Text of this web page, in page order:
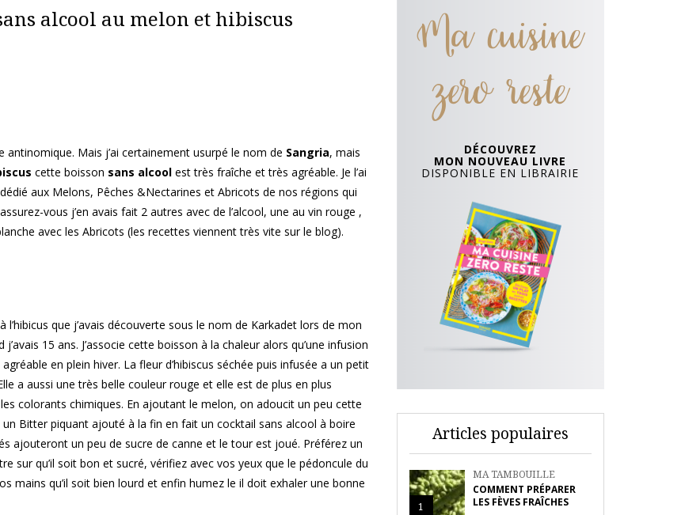
alcool au melon et hibiscus
antinomique. Mais j’ai certainement usurpé le nom de Sangria, mais
cette boisson sans alcool est très fraîche et très agréable. Je l’ai
dédié aux Melons, Pêches &Nectarines et Abricots de nos régions qui
vous j’en avais fait 2 autres avec de l’alcool, une au vin rouge ,
avec les Abricots (les recettes viennent très vite sur le blog).
l’hibicus que j’avais découverte sous le nom de Karkadet lors de mon
15 ans. J’associe cette boisson à la chaleur alors qu’une infusion
en plein hiver. La fleur d’hibiscus séchée puis infusée a un petit
a aussi une très belle couleur rouge et elle est de plus en plus
colorants chimiques. En ajoutant le melon, on adoucit un peu cette
Bitter piquant ajouté à la fin en fait un cocktail sans alcool à boire
ajouteront un peu de sucre de canne et le tour est joué. Préférez un
sur qu’il soit bon et sucré, vérifiez avec vos yeux que le pédoncule du
mains qu’il soit bien lourd et enfin humez le il doit exhaler une bonne
Ma cuisine
zero reste
DÉCOUVREZ
MON NOUVEAU LIVRE
DISPONIBLE EN LIBRAIRIE
Articles populaires
1
MA TAMBOUILLE
COMMENT PRÉPARER
LES FÈVES FRAÎCHES